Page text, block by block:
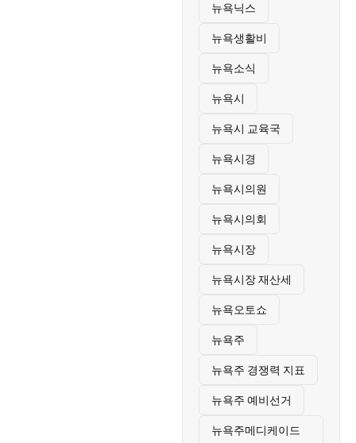
뉴욕닉스
뉴욕생활비
뉴욕소식
뉴욕시
뉴욕시 교육국
뉴욕시경
뉴욕시의원
뉴욕시의회
뉴욕시장
뉴욕시장 재산세
뉴욕오토쇼
뉴욕주
뉴욕주 경쟁력 지표
뉴욕주 예비선거
뉴욕주메디케이드